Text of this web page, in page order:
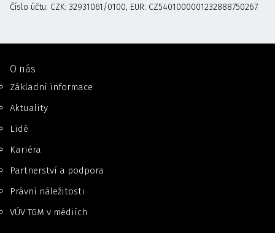
Číslo účtu: CZK: 32931061/0100, EUR: CZ5401000001232888750267
O nás
Základní informace
Aktuality
Lidé
Kariéra
Partnerství a podpora
Právní náležitosti
VÚV TGM v médiích